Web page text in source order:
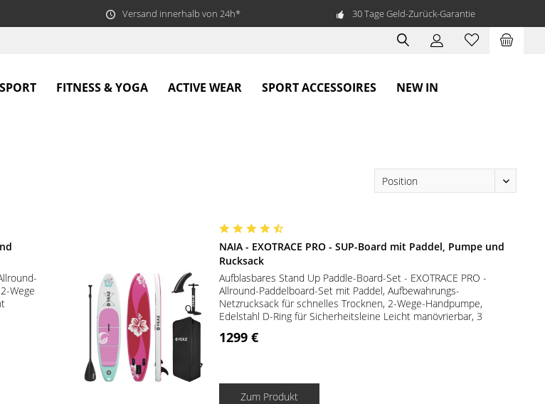
Versand innerhalb von 24h* 30 Tage Geld-Zurück-Garantie
FITNESS & YOGA ACTIVE WEAR SPORT ACCESSOIRES NEW IN
Wege
NAIA - EXOTRACE PRO - SUP-Board mit Paddel, Pumpe und
Rucksack
Aufblasbares Stand Up Paddle-Board-Set - EXOTRACE PRO -
Allround-Paddelboard-Set mit Paddel, Aufbewahrungs-
Netzrucksack für schnelles Trocknen, 2-Wege-Handpumpe,
Edelstahl D-Ring für Sicherheitsleine Leicht manövrierbar, 3
1299 €
Zum Produkt